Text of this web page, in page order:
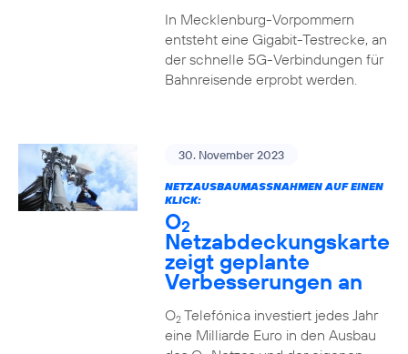
In Mecklenburg-Vorpommern
entsteht eine Gigabit-Testrecke, an
der schnelle 5G-Verbindungen für
Bahnreisende erprobt werden.
30. November 2023
NETZAUSBAUMASSNAHMEN AUF EINEN K
LICK:
O2
Netzabdeckungskarte
zeigt geplante
Verbesserungen an
O2Telefónica investiert jedes Jahr
eine Milliarde Euro in den Ausbau